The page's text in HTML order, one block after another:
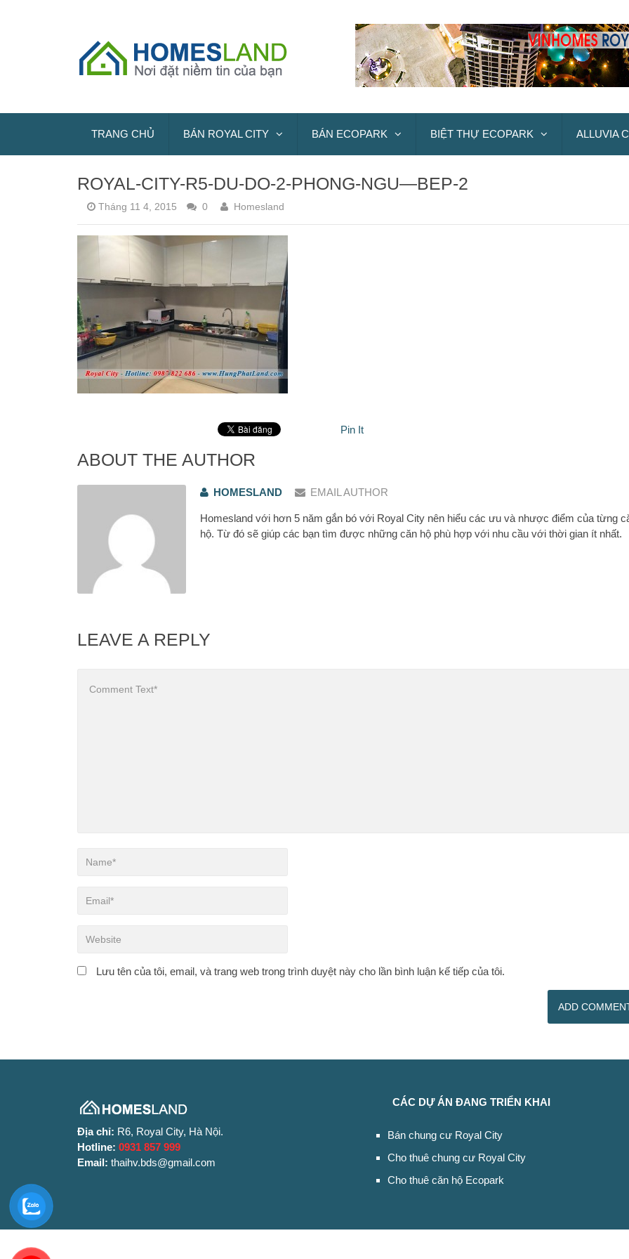
TRANG CHỦ BÁN ROYAL CITY BÁN ECOPARK BIỆT THỰ ECOPARK ALLUVIA
ROYAL-CITY-R5-DU-DO-2-PHONG-NGU—BEP-2
Tháng 11 4, 2015 0 Homesland
Pin It
ABOUT THE AUTHOR
HOMESLAND EMAIL AUTHOR
Homesland với hơn 5 năm gắn bó với Royal City nên hiểu các ưu và nhược điểm của từng
hộ. Từ đó sẽ giúp các bạn tìm được những căn hộ phù hợp với nhu cầu với thời gian ít nhất.
LEAVE A REPLY
Lưu tên của tôi, email, và trang web trong trình duyệt này cho lần bình luận kế tiếp của tôi.
Địa chỉ: R6, Royal City, Hà Nội.
Hotline: 0931 857 999
Email: thaihv.bds@gmail.com
CÁC DỰ ÁN ĐANG TRIỂN KHAI
Bán chung cư Royal City
Cho thuê chung cư Royal City
Cho thuê căn hộ Ecopark